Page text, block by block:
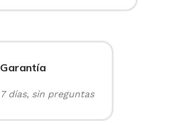
Garantía
7 días, sin preguntas